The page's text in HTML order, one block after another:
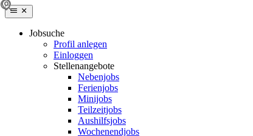
Jobsuche
Profil anlegen
Einloggen
Stellenangebote
Nebenjobs
Ferienjobs
Minijobs
Teilzeitjobs
Aushilfsjobs
Wochenendjobs